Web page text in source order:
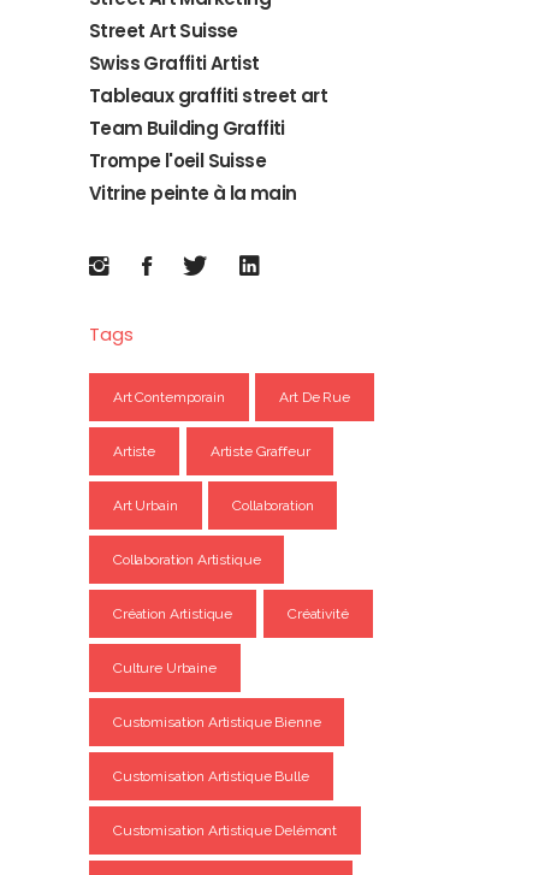
Street Art Suisse
Swiss Graffiti Artist
Tableaux graffiti street art
Team Building Graffiti
Trompe l'oeil Suisse
Vitrine peinte à la main
Tags
Art Contemporain Art De Rue
Artiste Artiste Graffeur
Art Urbain Collaboration
Collaboration Artistique
Création Artistique Créativité
Culture Urbaine
Customisation Artistique Bienne
Customisation Artistique Bulle
Customisation Artistique Delémont